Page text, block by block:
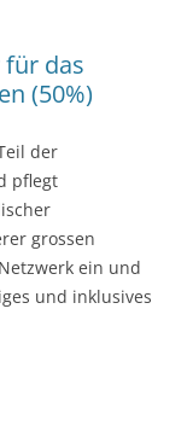
für das
(50%)
der
pflegt
grossen
ein und
und inklusives